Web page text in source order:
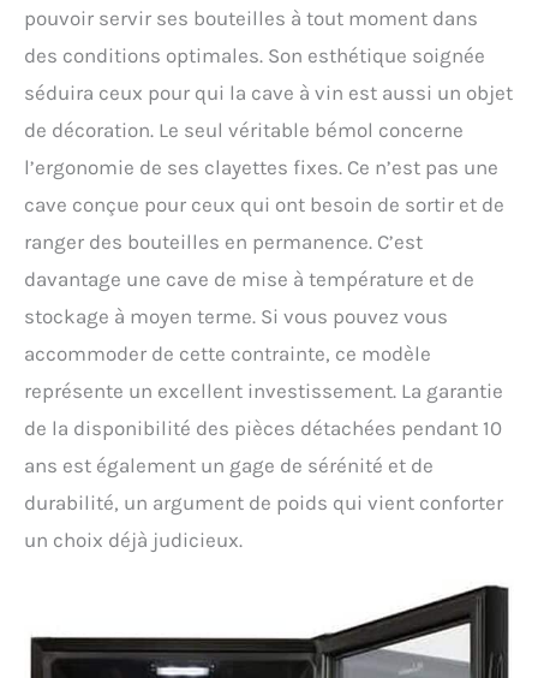
pouvoir servir ses bouteilles à tout moment dans
des conditions optimales. Son esthétique soignée
séduira ceux pour qui la cave à vin est aussi un objet
de décoration. Le seul véritable bémol concerne
l’ergonomie de ses clayettes fixes. Ce n’est pas une
cave conçue pour ceux qui ont besoin de sortir et de
ranger des bouteilles en permanence. C’est
davantage une cave de mise à température et de
stockage à moyen terme. Si vous pouvez vous
accommoder de cette contrainte, ce modèle
représente un excellent investissement. La garantie
de la disponibilité des pièces détachées pendant 10
ans est également un gage de sérénité et de
durabilité, un argument de poids qui vient conforter
un choix déjà judicieux.